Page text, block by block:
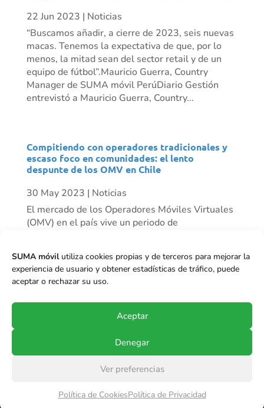
SUMA móvilutiliza cookies propias y de terceros para mejorar la
experiencia de usuario y obtener estadísticas de tráfico, puede
aceptar o rechazar su uso.
Aceptar
Denegar
Ver preferencias
Política de CookiesPolítica de Privacidad
22 Jun 2023 | Noticias
“Buscamos añadir, a cierre de 2023, seis nuevas
macas. Tenemos la expectativa de que, por lo
menos, la mitad sean del sector retail y de un
equipo de fútbol”.Mauricio Guerra, Country
Manager de SUMA móvil PerúDiario Gestión
entrevistó a Mauricio Guerra, Country...
Compitiendo con operadores tradicionales y
escaso foco en comunidades: el lento
despunte de los OMV en Chile
30 May 2023 | Noticias
El mercado de los Operadores Móviles Virtuales
(OMV) en el país vive un periodo de
Mundo Móvil que ha tenido un crecimiento
importante de clientes en el último tiempo, y se
proyecta...
Todos los derechos reservados.